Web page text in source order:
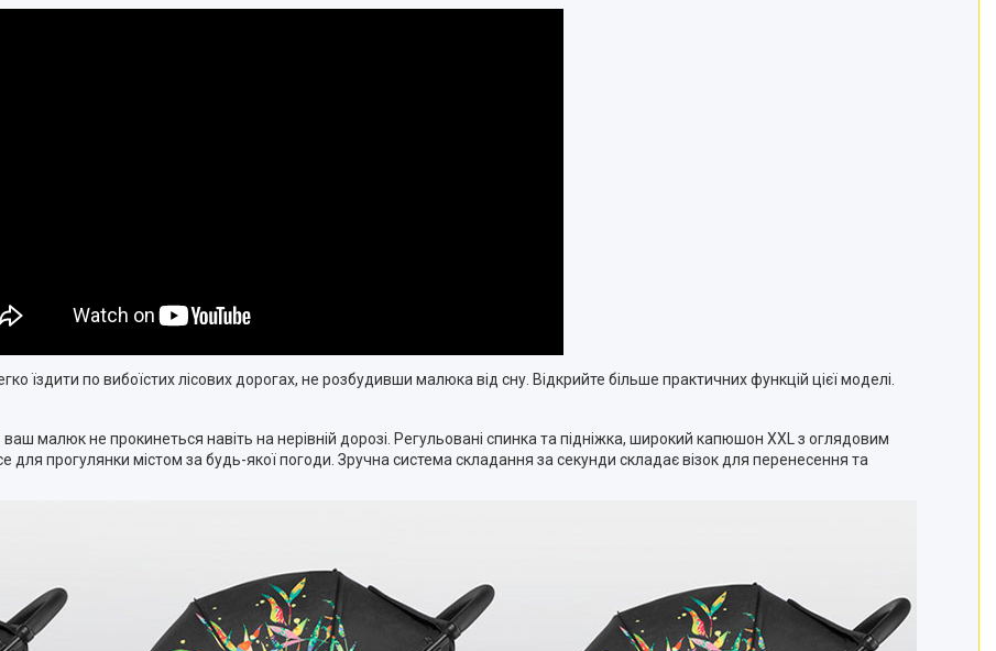
їздити по вибоїстих лісових дорогах, не розбудивши малюка від сну. Відкрийте більше практичних функцій цієї моделі.
малюк не прокинеться навіть на нерівній дорозі. Регульовані спинка та підніжка, широкий капюшон XXL з оглядовим
для прогулянки містом за будь-якої погоди. Зручна система складання за секунди складає візок для перенесення та